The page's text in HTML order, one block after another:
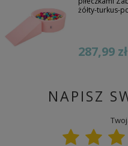
żółty-turkus-
287,99 zł
NAPISZ